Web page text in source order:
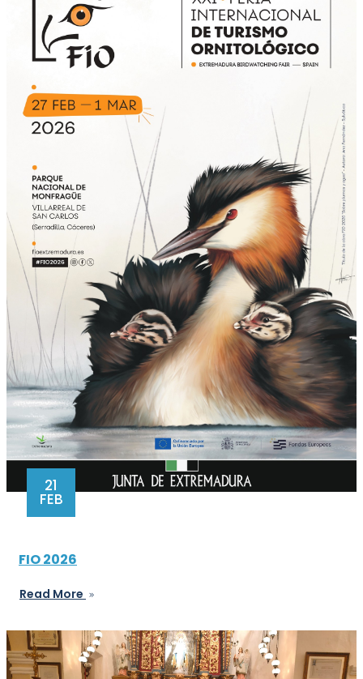
21
FEB
FIO 2026
Read More